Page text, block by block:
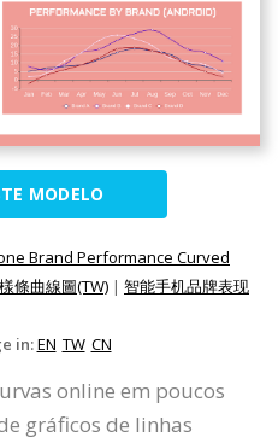
MODELO
Brand Performance Curved
條曲線圖(TW) | 智能手机品牌表现
in:EN TW CN
online em poucos
gráficos de linhas